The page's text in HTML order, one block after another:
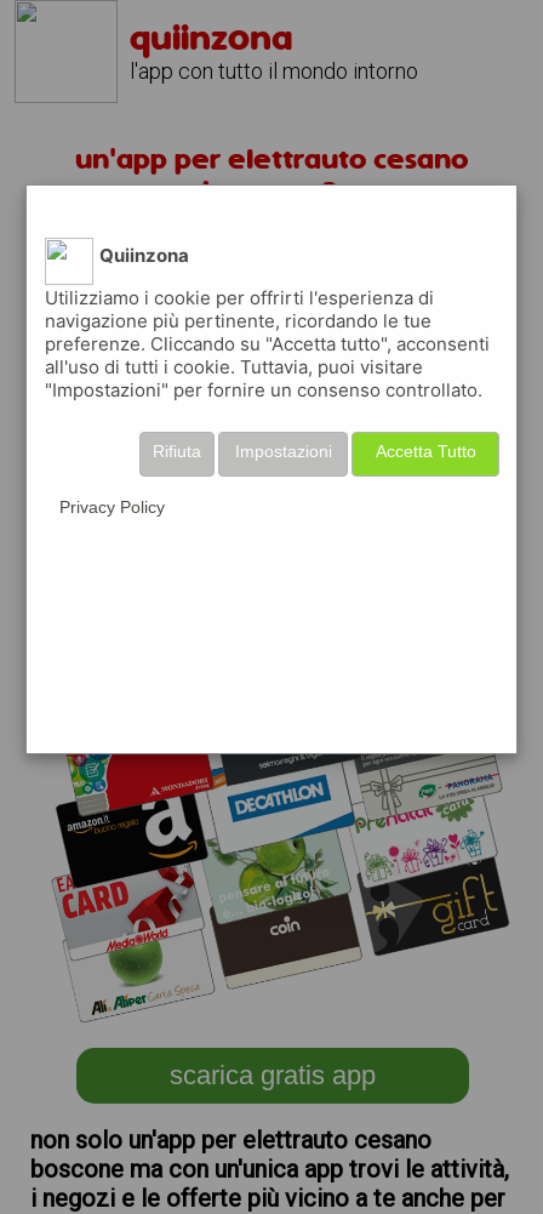
quiinzona
l'app con tutto il mondo intorno
un'app per elettrauto cesano
boscone ?
scarica gratis app
quiinzona è una app
gratuita
che ti aiuta se cerchi 'un'app per
premia ogni volta che la usi
raccogli punti da convertire inbuoni sconto
scarica gratis app
non solo un'app per elettrauto cesano
boscone ma con un'unica app trovi le attività,
i negozi e le offerte più vicino a te anche per
Quiinzona
Utilizziamo i cookie per offrirti l'esperienza di
navigazione più pertinente, ricordando le tue
preferenze. Cliccando su "Accetta tutto", acconsenti
all'uso di tutti i cookie. Tuttavia, puoi visitare
"Impostazioni" per fornire un consenso controllato.
Accetta Tutto
Impostazioni
Rifiuta
Privacy Policy